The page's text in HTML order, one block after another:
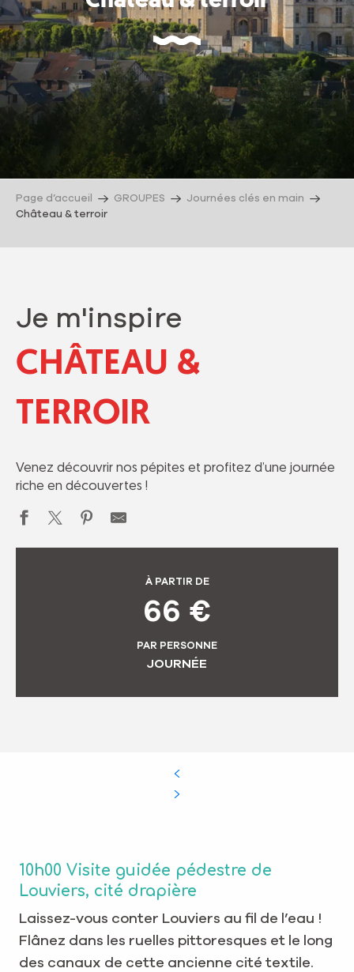
Page d’accueil GROUPES
Journées clés en main
Château & terroir
Je m'inspire
CHÂTEAU &
TERROIR
Venez découvrir nos pépites et profitez d’une journée
riche en découvertes !
À PARTIR DE
66 €
PAR PERSONNE
JOURNÉE
10h00 Visite guidée pédestre de
Louviers, cité drapière
Laissez-vous conter Louviers au fil de l’eau !
Flânez dans les ruelles pittoresques et le long
des canaux de cette ancienne cité textile.